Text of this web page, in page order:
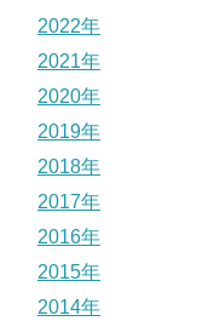
2022年
2021年
2020年
2019年
2018年
2017年
2016年
2015年
2014年